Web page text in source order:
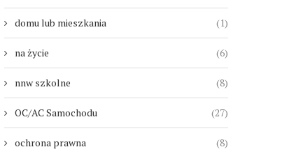
domu lub mieszkania (1)
na życie (6)
nnw szkolne (8)
OC/AC Samochodu (27)
ochrona prawna (8)